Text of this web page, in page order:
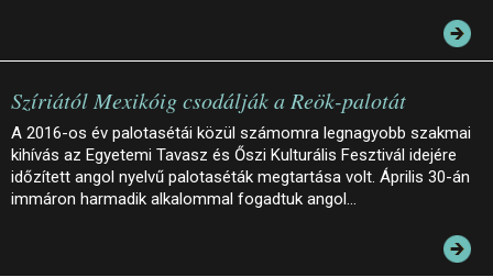
Szíriától Mexikóig csodálják a Reök-palotát
A 2016-os év palotasétái közül számomra legnagyobb szakmai
kihívás az Egyetemi Tavasz és Őszi Kulturális Fesztivál idejére
időzített angol nyelvű palotaséták megtartása volt. Április 30-án
immáron harmadik alkalommal fogadtuk angol…